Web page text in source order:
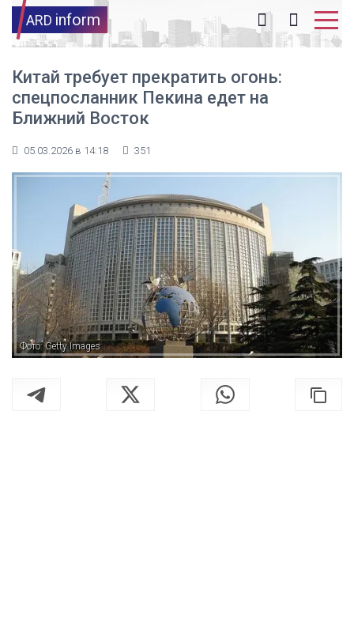
ARD inform
Китай требует прекратить огонь:
спецпосланник Пекина едет на
Ближний Восток
05.03.2026 в 14:18 351
Фото: Getty Images